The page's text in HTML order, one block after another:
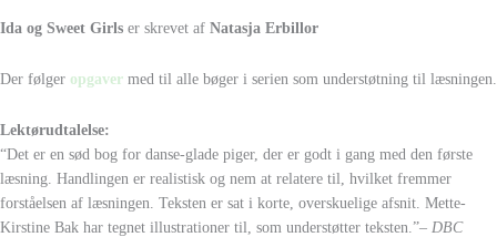
Ida og Sweet Girls er skrevet af Natasja Erbillor
Der følger opgaver med til alle bøger i serien som understøtning til læsningen.
Lektørudtalelse:
“Det er en sød bog for danse-glade piger, der er godt i gang med den første
læsning. Handlingen er realistisk og nem at relatere til, hvilket fremmer
forståelsen af læsningen. Teksten er sat i korte, overskuelige afsnit. Mette-
Kirstine Bak har tegnet illustrationer til, som understøtter teksten.”– DBC